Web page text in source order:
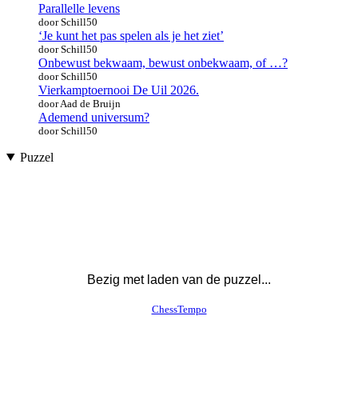
Parallelle levens
door Schill50
‘Je kunt het pas spelen als je het ziet’
door Schill50
Onbewust bekwaam, bewust onbekwaam, of …?
door Schill50
Vierkamptoernooi De Uil 2026.
door Aad de Bruijn
Ademend universum?
door Schill50
Puzzel